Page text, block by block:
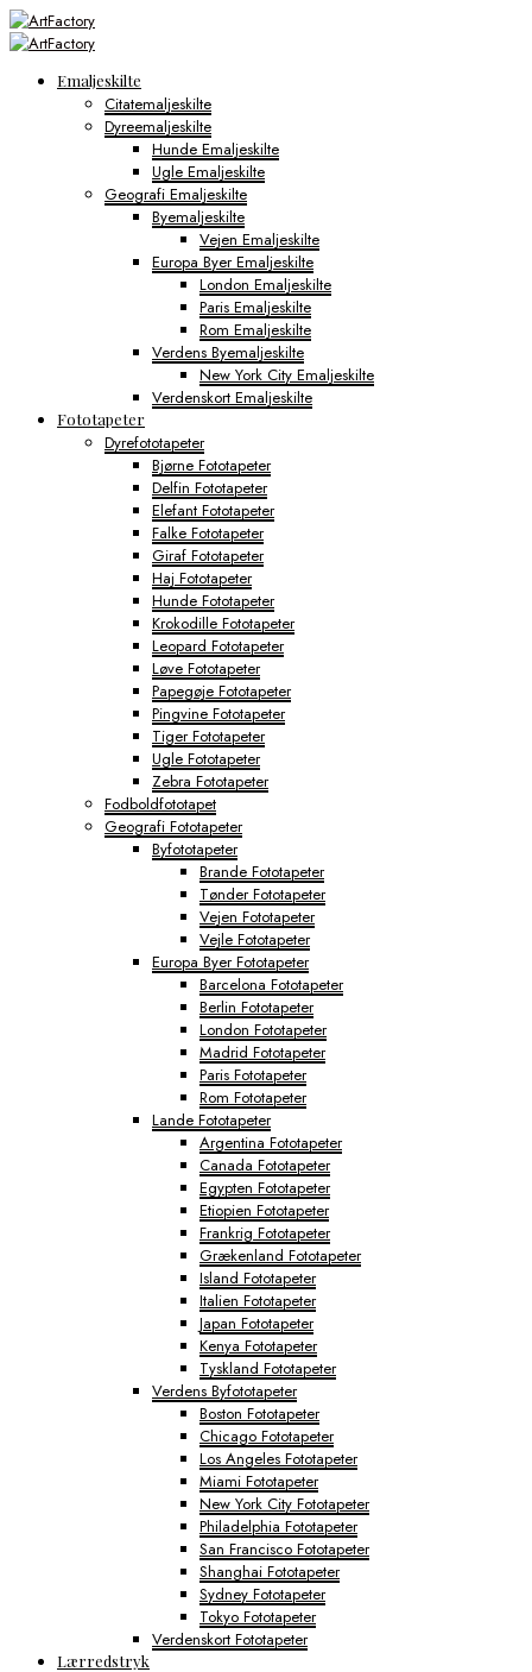
Emaljeskilte
Citatemaljeskilte
Dyreemaljeskilte
Hunde Emaljeskilte
Ugle Emaljeskilte
Geografi Emaljeskilte
Byemaljeskilte
Vejen Emaljeskilte
Europa Byer Emaljeskilte
London Emaljeskilte
Paris Emaljeskilte
Rom Emaljeskilte
Verdens Byemaljeskilte
New York City Emaljeskilte
Verdenskort Emaljeskilte
Fototapeter
Dyrefototapeter
Bjørne Fototapeter
Delfin Fototapeter
Elefant Fototapeter
Falke Fototapeter
Giraf Fototapeter
Haj Fototapeter
Hunde Fototapeter
Krokodille Fototapeter
Leopard Fototapeter
Løve Fototapeter
Papegøje Fototapeter
Pingvine Fototapeter
Tiger Fototapeter
Ugle Fototapeter
Zebra Fototapeter
Fodboldfototapet
Geografi Fototapeter
Byfototapeter
Brande Fototapeter
Tønder Fototapeter
Vejen Fototapeter
Vejle Fototapeter
Europa Byer Fototapeter
Barcelona Fototapeter
Berlin Fototapeter
London Fototapeter
Madrid Fototapeter
Paris Fototapeter
Rom Fototapeter
Lande Fototapeter
Argentina Fototapeter
Canada Fototapeter
Egypten Fototapeter
Etiopien Fototapeter
Frankrig Fototapeter
Grækenland Fototapeter
Island Fototapeter
Italien Fototapeter
Japan Fototapeter
Kenya Fototapeter
Tyskland Fototapeter
Verdens Byfototapeter
Boston Fototapeter
Chicago Fototapeter
Los Angeles Fototapeter
Miami Fototapeter
New York City Fototapeter
Philadelphia Fototapeter
San Francisco Fototapeter
Shanghai Fototapeter
Sydney Fototapeter
Tokyo Fototapeter
Verdenskort Fototapeter
Lærredstryk